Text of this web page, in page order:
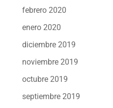
febrero 2020
enero 2020
diciembre 2019
noviembre 2019
octubre 2019
septiembre 2019